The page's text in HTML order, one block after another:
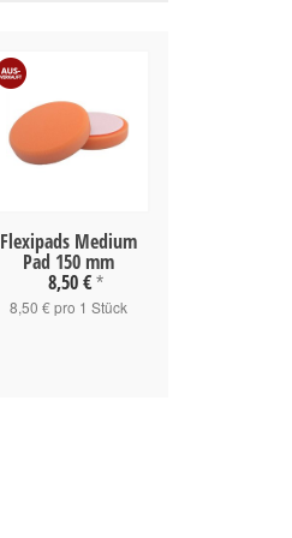
Flexipads Medium
Pad 150 mm
8,50 € *
8,50 € pro 1 Stück